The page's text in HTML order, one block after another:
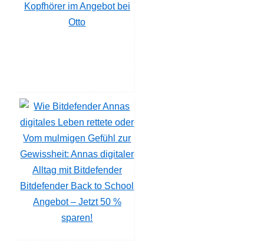
Kopfhörer im Angebot bei
Otto
Bitdefender Back to School
Angebot – Jetzt 50 %
sparen!